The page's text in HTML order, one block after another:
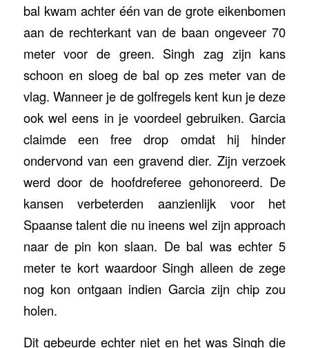
bal kwam achter één van de grote eikenbomen
aan de rechterkant van de baan ongeveer 70
meter voor de green. Singh zag zijn kans
schoon en sloeg de bal op zes meter van de
vlag. Wanneer je de golfregels kent kun je deze
ook wel eens in je voordeel gebruiken. Garcia
claimde een free drop omdat hij hinder
ondervond van een gravend dier. Zijn verzoek
werd door de hoofdreferee gehonoreerd. De
kansen verbeterden aanzienlijk voor het
Spaanse talent die nu ineens wel zijn approach
naar de pin kon slaan. De bal was echter 5
meter te kort waardoor Singh alleen de zege
nog kon ontgaan indien Garcia zijn chip zou
holen.
Dit gebeurde echter niet en het was Singh die